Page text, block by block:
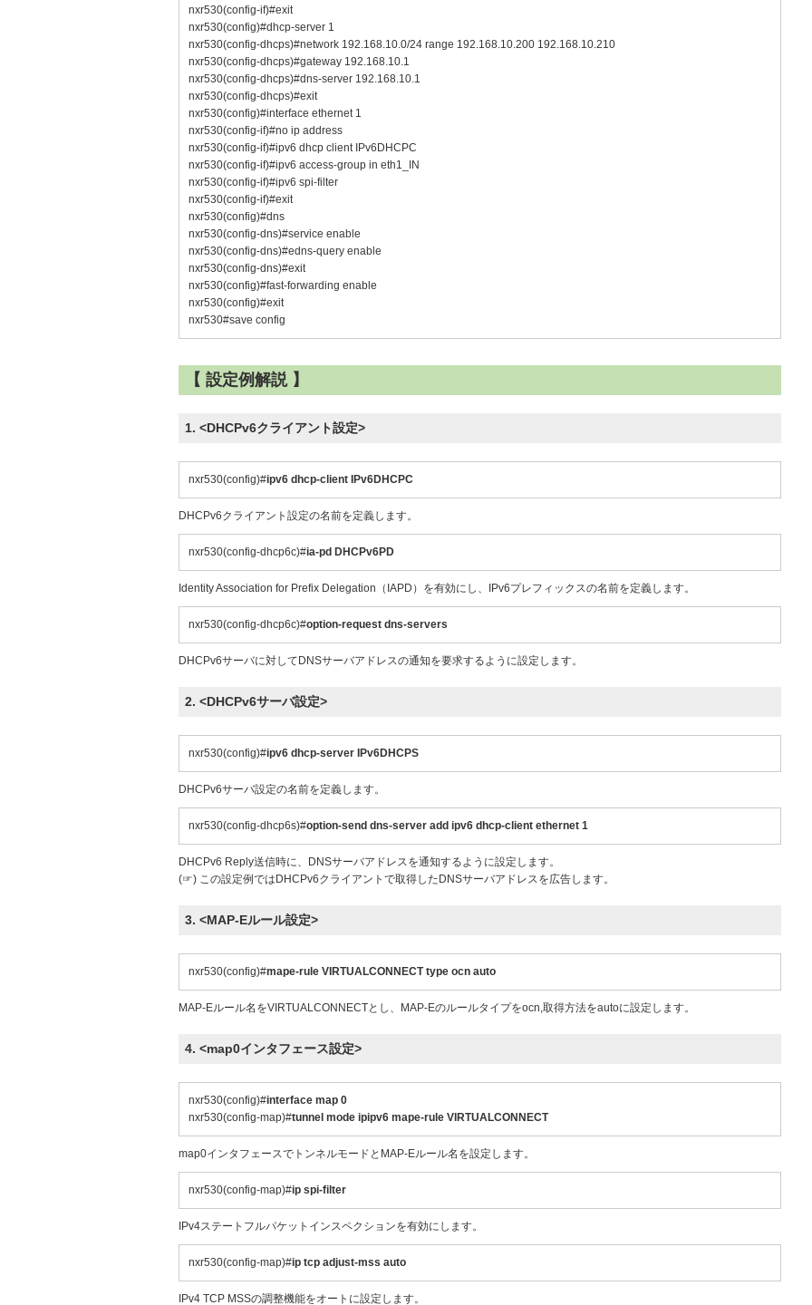
nxr530(config-if)#exit
nxr530(config)#dhcp-server 1
nxr530(config-dhcps)#network 192.168.10.0/24 range 192.168.10.200 192.168.10.210
nxr530(config-dhcps)#gateway 192.168.10.1
nxr530(config-dhcps)#dns-server 192.168.10.1
nxr530(config-dhcps)#exit
nxr530(config)#interface ethernet 1
nxr530(config-if)#no ip address
nxr530(config-if)#ipv6 dhcp client IPv6DHCPC
nxr530(config-if)#ipv6 access-group in eth1_IN
nxr530(config-if)#ipv6 spi-filter
nxr530(config-if)#exit
nxr530(config)#dns
nxr530(config-dns)#service enable
nxr530(config-dns)#edns-query enable
nxr530(config-dns)#exit
nxr530(config)#fast-forwarding enable
nxr530(config)#exit
nxr530#save config
【 設定例解説 】
1. <DHCPv6クライアント設定>
nxr530(config)#ipv6 dhcp-client IPv6DHCPC
DHCPv6クライアント設定の名前を定義します。
nxr530(config-dhcp6c)#ia-pd DHCPv6PD
Identity Association for Prefix Delegation（IAPD）を有効にし、IPv6プレフィックスの名前を定義します。
nxr530(config-dhcp6c)#option-request dns-servers
DHCPv6サーバに対してDNSサーバアドレスの通知を要求するように設定します。
2. <DHCPv6サーバ設定>
nxr530(config)#ipv6 dhcp-server IPv6DHCPS
DHCPv6サーバ設定の名前を定義します。
nxr530(config-dhcp6s)#option-send dns-server add ipv6 dhcp-client ethernet 1
DHCPv6 Reply送信時に、DNSサーバアドレスを通知するように設定します。
(☞) この設定例ではDHCPv6クライアントで取得したDNSサーバアドレスを広告します。
3. <MAP-Eルール設定>
nxr530(config)#mape-rule VIRTUALCONNECT type ocn auto
MAP-Eルール名をVIRTUALCONNECTとし、MAP-Eのルールタイプをocn,取得方法をautoに設定します。
4. <map0インタフェース設定>
nxr530(config)#interface map 0
nxr530(config-map)#tunnel mode ipipv6 mape-rule VIRTUALCONNECT
map0インタフェースでトンネルモードとMAP-Eルール名を設定します。
nxr530(config-map)#ip spi-filter
IPv4ステートフルパケットインスペクションを有効にします。
nxr530(config-map)#ip tcp adjust-mss auto
IPv4 TCP MSSの調整機能をオートに設定します。